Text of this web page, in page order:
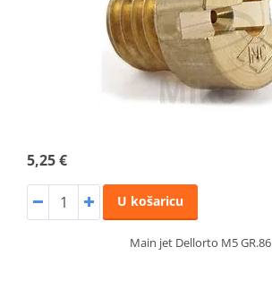
5,25 €
U košaricu
Main jet Dellorto M5 GR.86